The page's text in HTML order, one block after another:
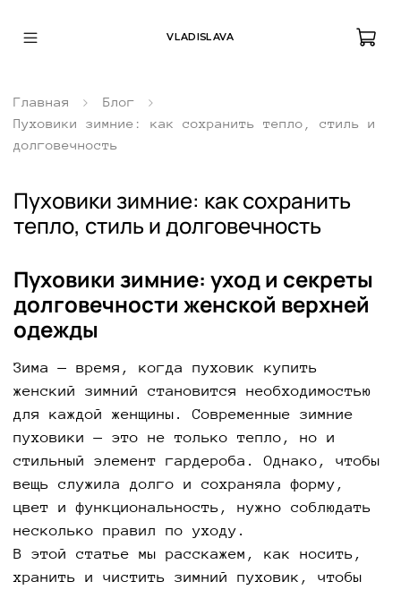
VLADISLAVA
Главная
Блог
Пуховики зимние: как сохранить тепло, стиль и
долговечность
Пуховики зимние: как сохранить
тепло, стиль и долговечность
Пуховики зимние: уход и секреты
долговечности женской верхней
одежды
Зима — время, когда пуховик купить
женский зимний становится необходимостью
для каждой женщины. Современные зимние
пуховики — это не только тепло, но и
стильный элемент гардероба. Однако, чтобы
вещь служила долго и сохраняла форму,
цвет и функциональность, нужно соблюдать
несколько правил по уходу.
В этой статье мы расскажем, как носить,
хранить и чистить зимний пуховик, чтобы